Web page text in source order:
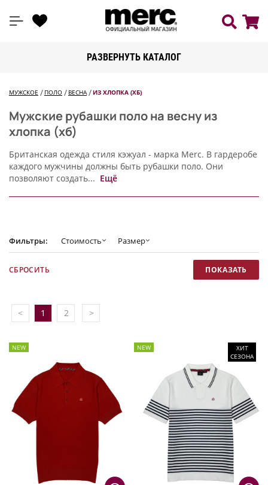
РАЗВЕРНУТЬ КАТАЛОГ
МУЖСКОЕ ПОЛО ВЕСНА ИЗ ХЛОПКА (ХБ)
Мужские рубашки поло на весну из
хлопка (хб)
Британская одежда стиля кэжуал - марка Merc. В гардеробе
каждого мужчины должны быть рубашки поло. Они
позволяют создать... Ещё
Фильтры: Стоимость Размер
< 1 2 >
NEW NEW
ХИТ
СЕЗОНА